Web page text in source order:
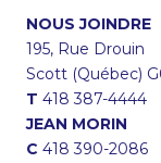
NOUS JOINDRE
195, Rue Drouin
Scott (Québec)
T 418 387-4444
JEAN MORIN
C 418 390-2086